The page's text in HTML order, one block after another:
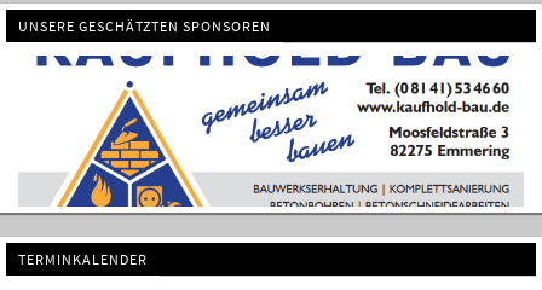
UNSERE GESCHÄTZTEN SPONSOREN
TERMINKALENDER